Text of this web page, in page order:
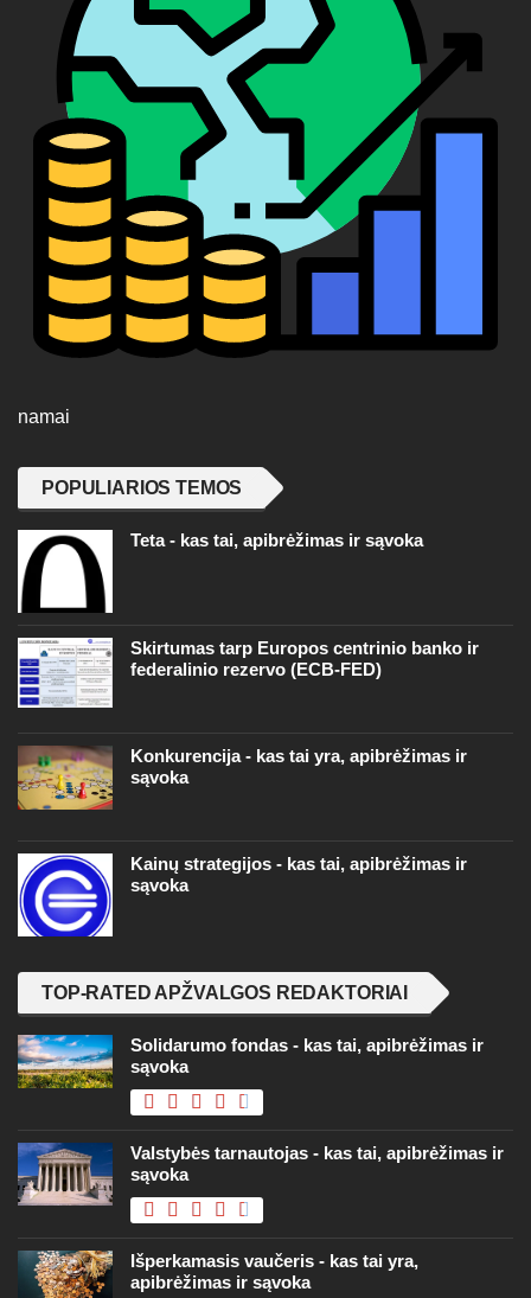
namai
POPULIARIOS TEMOS
Teta - kas tai, apibrėžimas ir sąvoka
Skirtumas tarp Europos centrinio banko ir
federalinio rezervo (ECB-FED)
Konkurencija - kas tai yra, apibrėžimas ir
sąvoka
Kainų strategijos - kas tai, apibrėžimas ir
sąvoka
TOP-RATED APŽVALGOS REDAKTORIAI
Solidarumo fondas - kas tai, apibrėžimas ir
sąvoka
Valstybės tarnautojas - kas tai, apibrėžimas ir
sąvoka
Išperkamasis vaučeris - kas tai yra,
apibrėžimas ir sąvoka